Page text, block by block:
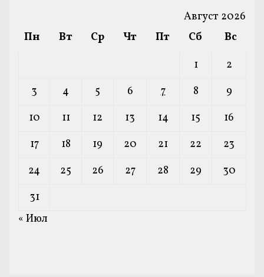
Август 2026
Пн
Вт Ср Чт Пт Сб
Вс
1
2
3
4 5 6 7 8
9
10
11 12 13 14 15
16
17
18 19 20 21 22
23
24
25 26 27 28 29
30
31
« Июл